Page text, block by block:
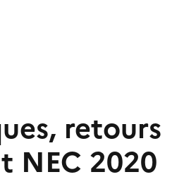
retours
NEC 2020